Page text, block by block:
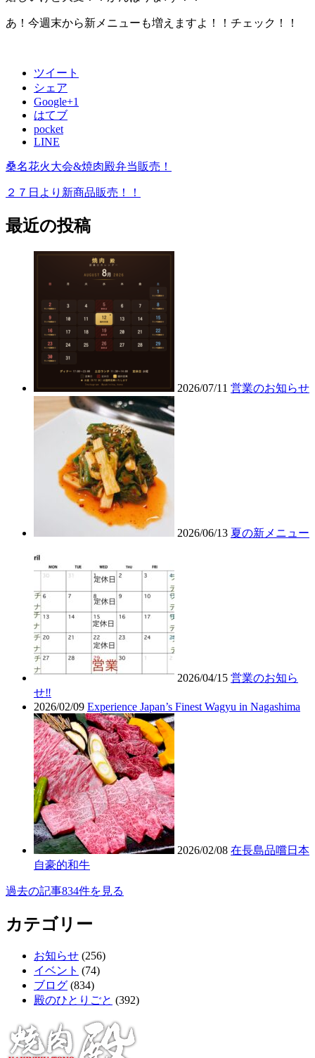
あ！今週末から新メニューも増えますよ！！チェック！！
ツイート
シェア
Google+1
はてブ
pocket
LINE
桑名花火大会&焼肉殿弁当販売！
２７日より新商品販売！！
最近の投稿
2026/07/11 営業のお知らせ
2026/06/13 夏の新メニュー
2026/04/15 営業のお知ら
せ‼︎
2026/02/09 Experience Japan’s Finest Wagyu in Nagashima
2026/02/08 在長島品嚐日本
自豪的和牛
過去の記事834件を見る
カテゴリー
お知らせ (256)
イベント (74)
ブログ (834)
殿のひとりごと (392)